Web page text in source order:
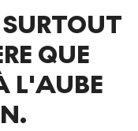
QUE
L'AUBE